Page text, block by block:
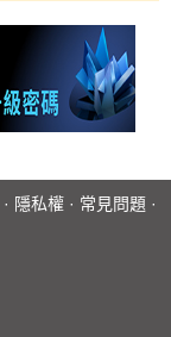
· 隱私權 · 常見問題 ·